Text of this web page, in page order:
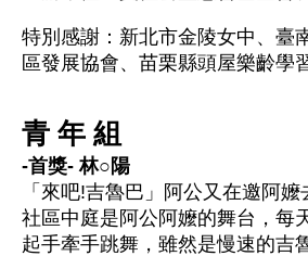
特別感謝：新北市金陵女中、臺
區發展協會、苗栗縣頭屋樂齡學
青 年 組
-首獎- 林○陽
「來吧!吉魯巴」阿公又在邀阿嬤
社區中庭是阿公阿嬤的舞台，每
起手牽手跳舞，雖然是慢速的吉